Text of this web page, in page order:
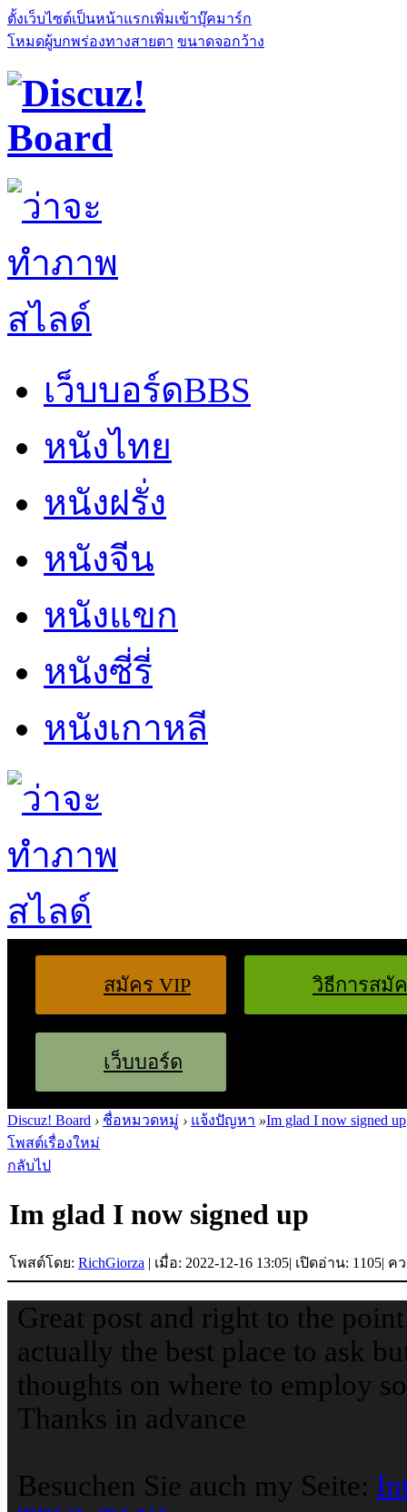
ตั้งเว็บไซต์เป็นหน้าแรกเพิ่มเข้าบุ๊คมาร์ก
โหมดผู้บกพร่องทางสายตา ขนาดจอกว้าง
เว็บบอร์ดBBS
หนังไทย
หนังฝรั่ง
หนังจีน
หนังแขก
หนังซี่รี่
หนังเกาหลี
สมัคร VIP วิธีการสมั
เว็บบอร์ด
Discuz! Board › ชื่อหมวดหมู่ › แจ้งปัญหา »Im glad I now signed up
โพสต์เรื่องใหม่
กลับไป
Im glad I now signed up
โพสต์โดย: RichGiorza | เมื่อ: 2022-12-16 13:05| เปิดอ่าน: 1105| ค
Great post and right to the
actually the best place to ask
thoughts on where to employ
Thanks in advance
Besuchen Sie auch my Seite: